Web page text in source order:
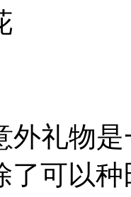
外礼物
可以